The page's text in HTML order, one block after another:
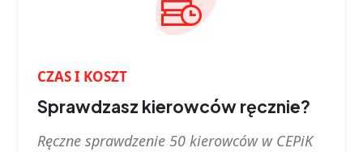
CZAS I KOSZT
Sprawdzasz kierowców ręcznie?
Ręczne sprawdzenie 50 kierowców w CEPiK